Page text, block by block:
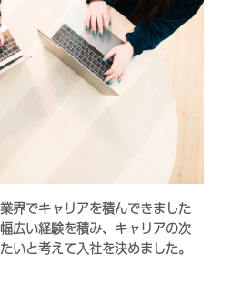
界でキャリアを積んできました
広い経験を積み、キャリアの次
いと考えて入社を決めました。